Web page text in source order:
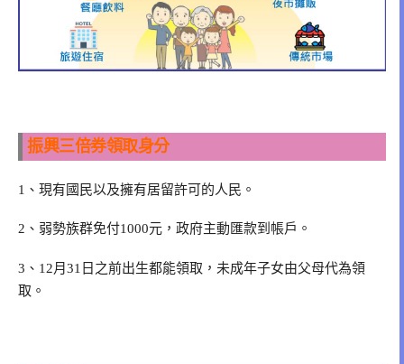
振興三倍券領取身分
1、現有國民以及擁有居留許可的人民。
2、弱勢族群免付1000元，政府主動匯款到帳戶。
3、12月31日之前出生都能領取，未成年子女由父母代為領
取。